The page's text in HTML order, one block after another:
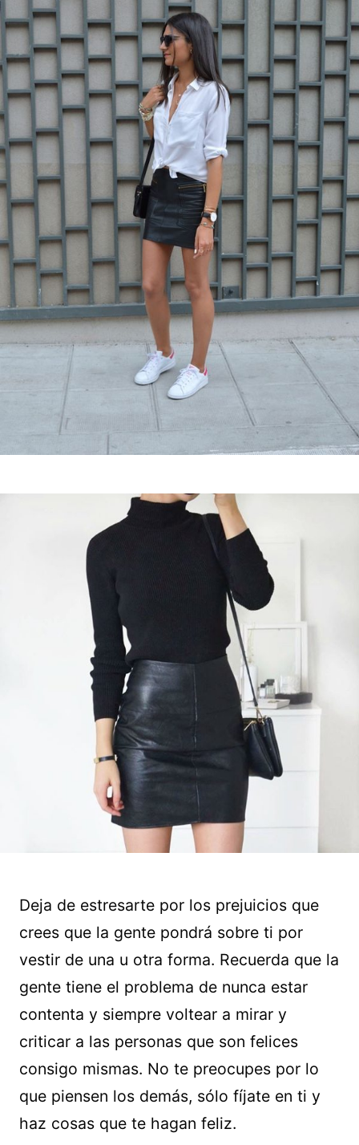
Deja de estresarte por los prejuicios que
crees que la gente pondrá sobre ti por
vestir de una u otra forma. Recuerda que la
gente tiene el problema de nunca estar
contenta y siempre voltear a mirar y
criticar a las personas que son felices
consigo mismas. No te preocupes por lo
que piensen los demás, sólo fíjate en ti y
haz cosas que te hagan feliz.